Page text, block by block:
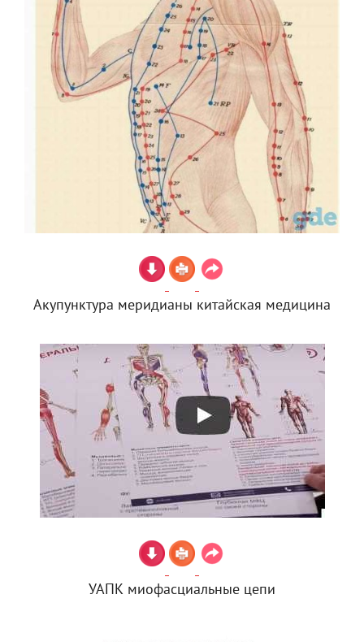
Акупунктура меридианы китайская медицина
УАПК миофасциальные цепи